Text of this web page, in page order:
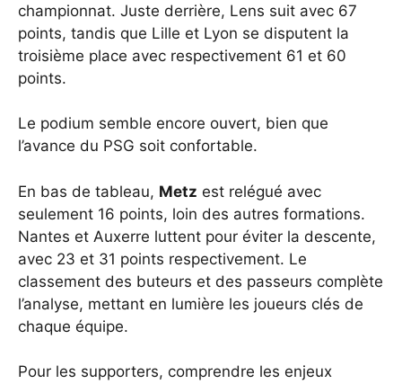
championnat. Juste derrière, Lens suit avec 67
points, tandis que Lille et Lyon se disputent la
troisième place avec respectivement 61 et 60
points.
Le podium semble encore ouvert, bien que
l’avance du PSG soit confortable.
En bas de tableau, Metz est relégué avec
seulement 16 points, loin des autres formations.
Nantes et Auxerre luttent pour éviter la descente,
avec 23 et 31 points respectivement. Le
classement des buteurs et des passeurs complète
l’analyse, mettant en lumière les joueurs clés de
chaque équipe.
Pour les supporters, comprendre les enjeux